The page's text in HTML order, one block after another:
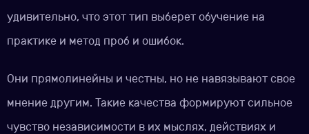
удивительно, что этот тип выберет обучение на
практике и метод проб и ошибок.
Они прямолинейны и честны, но не навязывают свое
мнение другим. Такие качества формируют сильное
чувство независимости в их мыслях, действиях и